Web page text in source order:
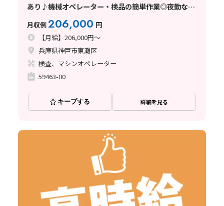
あり♪機械オペレーター・検品の簡単作業◎夜勤なし
の2交代！
月収例206,000 円
【月給】206,000円～
兵庫県神戸市東灘区
検査、マシンオペレーター
59463-00
キープする 詳細を見る